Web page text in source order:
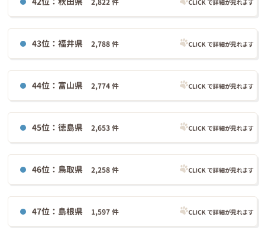
2,822 件
43位：福井県2,788 件
44位：富山県2,774 件
45位：徳島県2,653 件
46位：鳥取県2,258 件
47位：島根県 1,597 件